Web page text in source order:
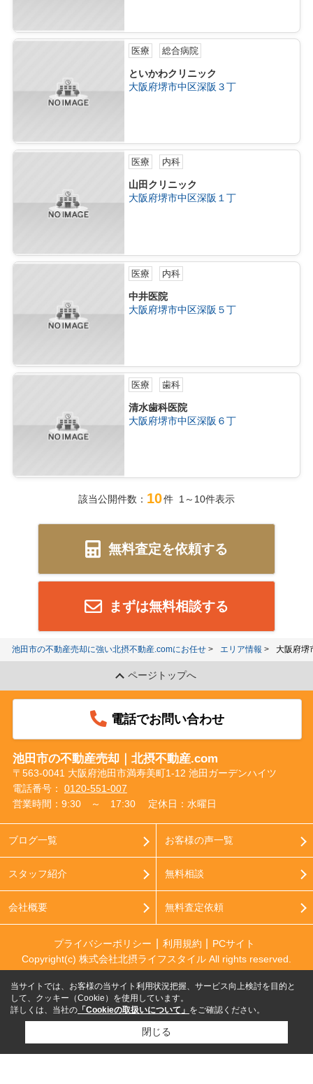
医療 総合病院
といかわクリニック
大阪府堺市中区深阪３丁
医療 内科
山田クリニック
大阪府堺市中区深阪１丁
医療 内科
中井医院
大阪府堺市中区深阪５丁
医療 歯科
清水歯科医院
大阪府堺市中区深阪６丁
該当公開件数： 10件 1～10件表示
無料査定を依頼する
まずは無料相談する
池田市の不動産売却に強い北摂不動産.comにお任せ エリア情報 大阪府堺
ページトップへ
電話でお問い合わせ
池田市の不動産売却｜北摂不動産.com
〒563-0041 大阪府池田市満寿美町1-12 池田ガーデンハイツ
電話番号： 0120-551-007
営業時間：9:30 ～ 17:30
定休日：水曜日
ブログ一覧
スタッフ紹介
会社概要
お客様の声一覧
無料相談
無料査定依頼
プライバシーポリシー 利用規約
PCサイト
Copyright(c) 株式会社北摂ライフスタイル All rights reserved.
当サイトでは、お客様の当サイト利用状況把握、サービス向上検討を目的と
して、クッキー（Cookie）を使用しています。
詳しくは、当社の 「Cookieの取扱いについて」 をご確認ください。
閉じる